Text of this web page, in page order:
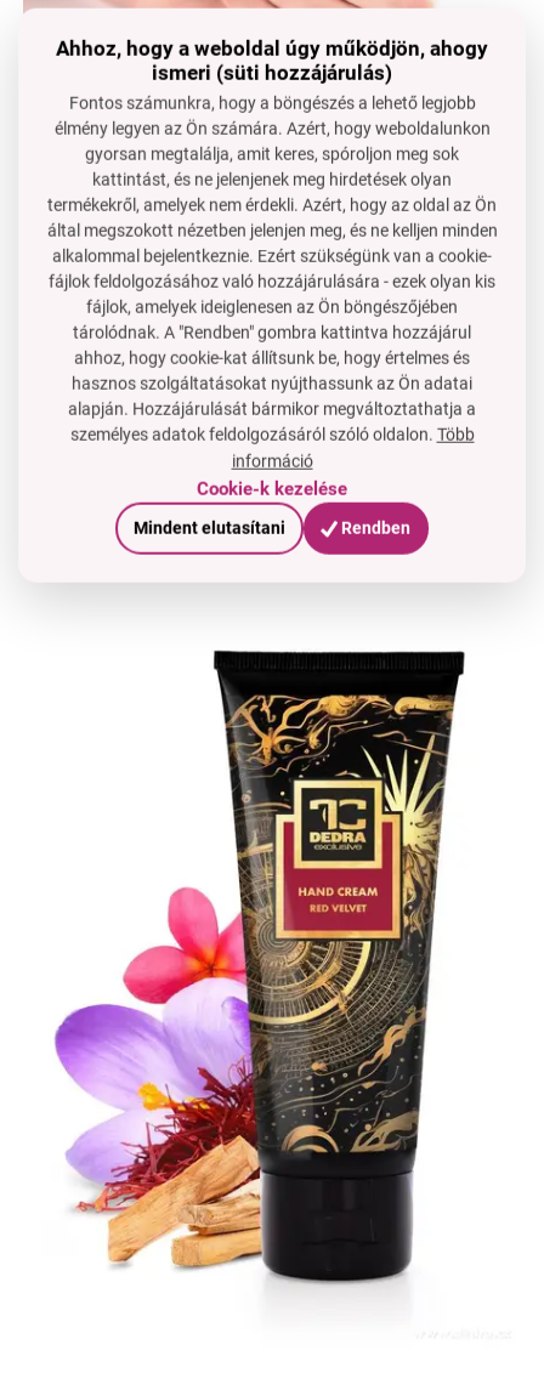
választékos összetétel:egyedi mandulaolaj és
búzacsíra olaj kombináció a bőr hatékony ápolásáért
kényelmes textúra:könnyű állag, ami könnyen
felszívódik és nem hagy zsíros érzést, a benne lévő
olajok ellenére
diszkrét illat:nem tolakodó és kellemes illat a
mindennapi használathoz
hidratálás és táplálás:hatékonyan helyreállítja a
száraz kezek hidratáltságát és ápoltságát
nem zsíros recept:
مناسب строку семантику uuringun
választékos összetevők és csomagolás
hozzájárul az egyedülálló érzéshez
Ahhoz, hogy a weboldal úgy működjön, ahogy
ismeri (süti hozzájárulás)
Fontos számunkra, hogy a böngészés a lehető legjobb
élmény legyen az Ön számára. Azért, hogy weboldalunkon
gyorsan megtalálja, amit keres, spóroljon meg sok
kattintást, és ne jelenjenek meg hirdetések olyan
termékekről, amelyek nem érdekli. Azért, hogy az oldal az Ön
által megszokott nézetben jelenjen meg, és ne kelljen minden
alkalommal bejelentkeznie. Ezért szükségünk van a cookie-
fájlok feldolgozásához való hozzájárulására - ezek olyan kis
fájlok, amelyek ideiglenesen az Ön böngészőjében
tárolódnak. A "Rendben" gombra kattintva hozzájárul
ahhoz, hogy cookie-kat állítsunk be, hogy értelmes és
hasznos szolgáltatásokat nyújthassunk az Ön adatai
alapján. Hozzájárulását bármikor megváltoztathatja a
személyes adatok feldolgozásáról szóló oldalon. Több
információ
Cookie-k kezelése
Mindent elutasítani Rendben